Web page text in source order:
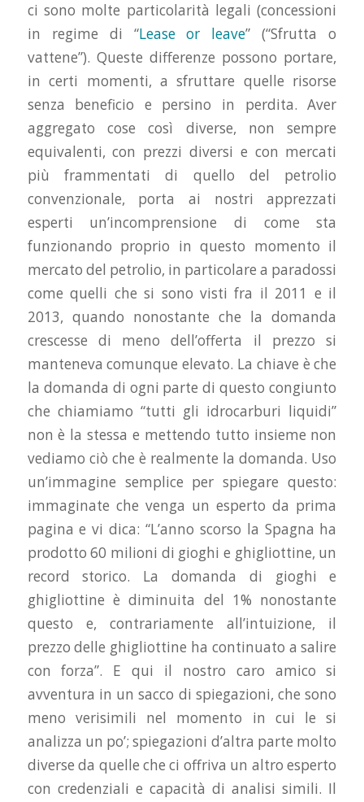
ci sono molte particolarità legali (concessioni
in regime di “Lease or leave” (“Sfrutta o
vattene”). Queste differenze possono portare,
in certi momenti, a sfruttare quelle risorse
senza beneficio e persino in perdita. Aver
aggregato cose così diverse, non sempre
equivalenti, con prezzi diversi e con mercati
più frammentati di quello del petrolio
convenzionale, porta ai nostri apprezzati
esperti un’incomprensione di come sta
funzionando proprio in questo momento il
mercato del petrolio, in particolare a paradossi
come quelli che si sono visti fra il 2011 e il
2013, quando nonostante che la domanda
crescesse di meno dell’offerta il prezzo si
manteneva comunque elevato. La chiave è che
la domanda di ogni parte di questo congiunto
che chiamiamo “tutti gli idrocarburi liquidi”
non è la stessa e mettendo tutto insieme non
vediamo ciò che è realmente la domanda. Uso
un’immagine semplice per spiegare questo:
immaginate che venga un esperto da prima
pagina e vi dica: “L’anno scorso la Spagna ha
prodotto 60 milioni di gioghi e ghigliottine, un
record storico. La domanda di gioghi e
ghigliottine è diminuita del 1% nonostante
questo e, contrariamente all’intuizione, il
prezzo delle ghigliottine ha continuato a salire
con forza”. E qui il nostro caro amico si
avventura in un sacco di spiegazioni, che sono
meno verisimili nel momento in cui le si
analizza un po’; spiegazioni d’altra parte molto
diverse da quelle che ci offriva un altro esperto
con credenziali e capacità di analisi simili. Il